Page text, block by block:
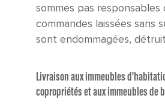
sommes pas responsables
commandes laissées sans
sont endommagées,
Livraison aux immeubles
copropriétés et aux immeubles de